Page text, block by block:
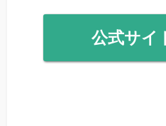
公式サイ